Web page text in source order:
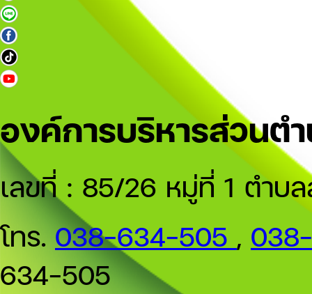
องค์การบริหารส่วนต
เลขที่ : 85/26 หมู่ที่ 1 ตำบ
โทร.038-634-505 ,
634-505